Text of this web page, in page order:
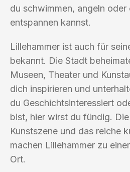
du schwimmen, angeln oder
entspannen kannst.
Lillehammer ist auch für
bekannt. Die Stadt
Museen, Theater und
dich inspirieren und
du Geschichtsinteressiert
bist, hier wirst du fündig.
Kunstszene und das reiche
machen Lillehammer zu
Ort.